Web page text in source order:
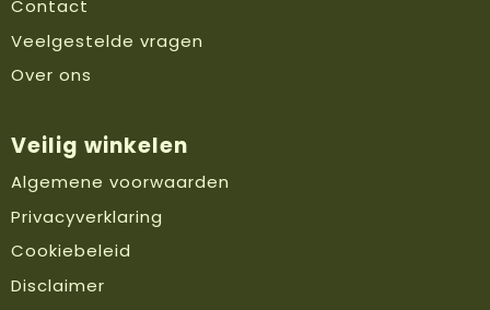
Contact
Veelgestelde vragen
Over ons
Veilig winkelen
Algemene voorwaarden
Privacyverklaring
Cookiebeleid
Disclaimer